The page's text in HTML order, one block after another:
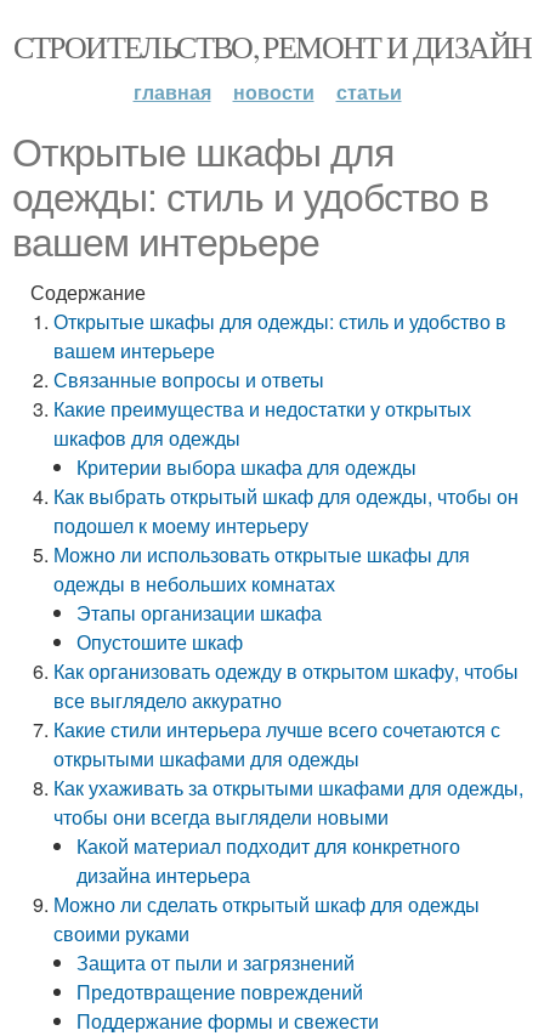
СТРОИТЕЛЬСТВО, РЕМОНТ И ДИЗАЙН
главная новости статьи
Открытые шкафы для
одежды: стиль и удобство в
вашем интерьере
Содержание
Открытые шкафы для одежды: стиль и удобство в
вашем интерьере
Связанные вопросы и ответы
Какие преимущества и недостатки у открытых
шкафов для одежды
Критерии выбора шкафа для одежды
Как выбрать открытый шкаф для одежды, чтобы он
подошел к моему интерьеру
Можно ли использовать открытые шкафы для
одежды в небольших комнатах
Этапы организации шкафа
Опустошите шкаф
Как организовать одежду в открытом шкафу, чтобы
все выглядело аккуратно
Какие стили интерьера лучше всего сочетаются с
открытыми шкафами для одежды
Как ухаживать за открытыми шкафами для одежды,
чтобы они всегда выглядели новыми
Какой материал подходит для конкретного
дизайна интерьера
Можно ли сделать открытый шкаф для одежды
своими руками
Защита от пыли и загрязнений
Предотвращение повреждений
Поддержание формы и свежести